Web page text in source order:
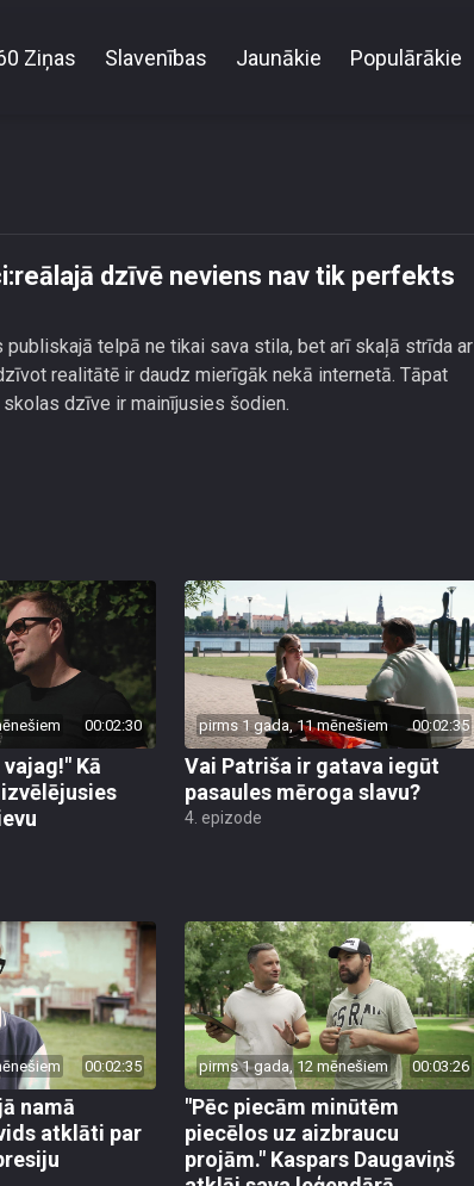
Ziņas Slavenības Jaunākie Populārākie
dzīvē neviens nav tik perfekts
telpā ne tikai sava stila, bet arī skaļā strīda ar
realitātē ir daudz mierīgāk nekā internetā. Tāpat
dzīve ir mainījusies šodien.
00:02:30
Kā
pirms 1 gada, 11 mēnešiem 00:02:35
Vai Patriša ir gatava iegūt
pasaules mēroga slavu?
4. epizode
00:02:35
namā
atklāti par
pirms 1 gada, 12 mēnešiem 00:03:26
"Pēc piecām minūtēm
piecēlos uz aizbraucu
projām." Kaspars Daugaviņš